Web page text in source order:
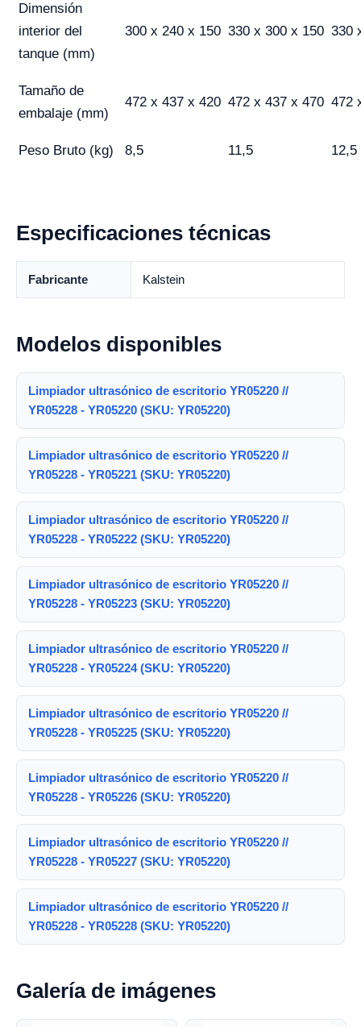
Dimensión
interior del
tanque (mm)
300 x 240 x 150 330 x 300 x 150 330
Tamaño de
embalaje (mm)
472 x 437 x 420 472 x 437 x 470 472
Peso Bruto (kg) 8,5 11,5 12,5
Especificaciones técnicas
Fabricante Kalstein
Modelos disponibles
Limpiador ultrasónico de escritorio YR05220 //
YR05228 - YR05220 (SKU: YR05220)
Limpiador ultrasónico de escritorio YR05220 //
YR05228 - YR05221 (SKU: YR05220)
Limpiador ultrasónico de escritorio YR05220 //
YR05228 - YR05222 (SKU: YR05220)
Limpiador ultrasónico de escritorio YR05220 //
YR05228 - YR05223 (SKU: YR05220)
Limpiador ultrasónico de escritorio YR05220 //
YR05228 - YR05224 (SKU: YR05220)
Limpiador ultrasónico de escritorio YR05220 //
YR05228 - YR05225 (SKU: YR05220)
Limpiador ultrasónico de escritorio YR05220 //
YR05228 - YR05226 (SKU: YR05220)
Limpiador ultrasónico de escritorio YR05220 //
YR05228 - YR05227 (SKU: YR05220)
Limpiador ultrasónico de escritorio YR05220 //
YR05228 - YR05228 (SKU: YR05220)
Galería de imágenes